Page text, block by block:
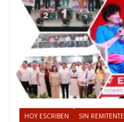
HOY ESCRIBEN SIN REMITENTE